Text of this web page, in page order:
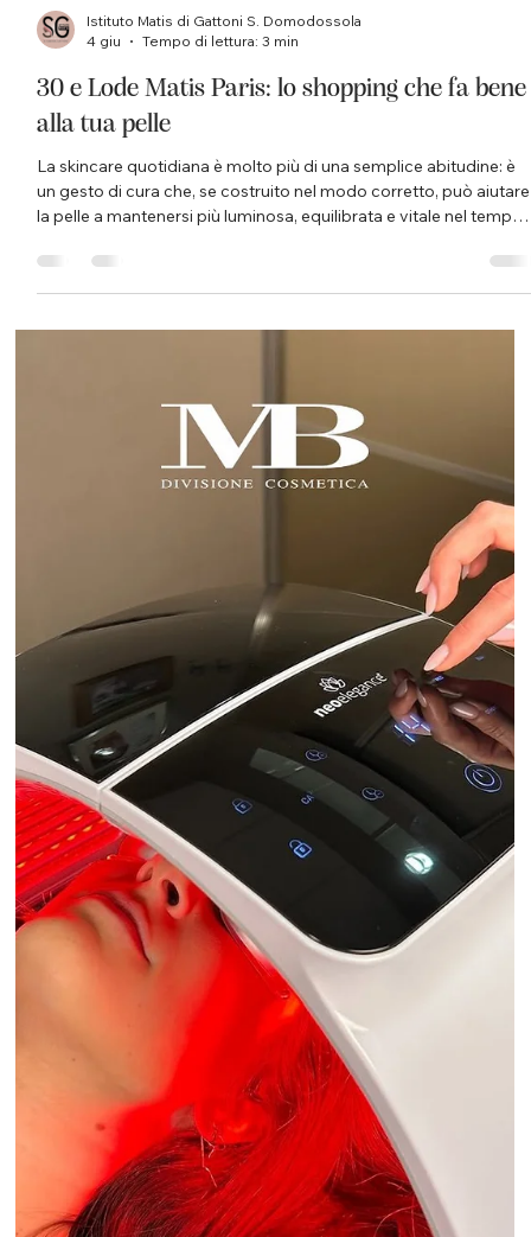
Istituto Matis di Gattoni S. Domodossola
4 giu
Tempo di lettura: 3 min
30 e Lode Matis Paris: lo shopping che fa bene
alla tua pelle
La skincare quotidiana è molto più di una semplice abitudine: è
un gesto di cura che, se costruito nel modo corretto, può aiutare
Per questo, nei mesi di giugno e luglio, arriva all’Istituto Matis
Domodossola di Simona Gattoni la promozione 30 e Lode by